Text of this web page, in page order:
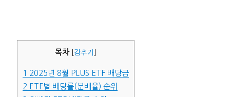
목차 감추기
1 2025년 8월 PLUS ETF 배당금
2 ETF별 배당률(분배율) 순위